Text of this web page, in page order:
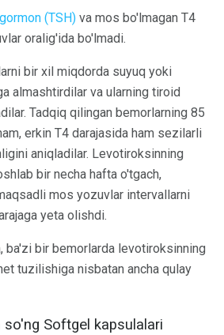
(TSH) va mos bo'lmagan T4
oralig'ida bo'lmadi.
bir xil miqdorda suyuq yoki
almashtirdilar va ularning tiroid
Tadqiq qilingan bemorlarning 85
erkin T4 darajasida ham sezilarli
aniqladilar. Levotiroksinning
bir necha hafta o'tgach,
mos yozuvlar intervallarni
yeta olishdi.
ba'zi bir bemorlarda levotiroksinning
tuzilishiga nisbatan ancha qulay
Softgel kapsulalari